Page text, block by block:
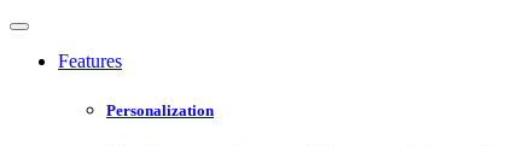
Features
Personalization